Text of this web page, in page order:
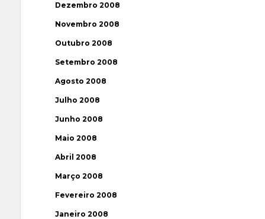
Dezembro 2008
Novembro 2008
Outubro 2008
Setembro 2008
Agosto 2008
Julho 2008
Junho 2008
Maio 2008
Abril 2008
Março 2008
Fevereiro 2008
Janeiro 2008